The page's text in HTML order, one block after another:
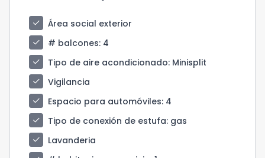
check
Área social exterior
check
# balcones: 4
check
Tipo de aire acondicionado: Minisplit
check
Vigilancia
check
Espacio para automóviles: 4
check
Tipo de conexión de estufa: gas
check
Lavanderia